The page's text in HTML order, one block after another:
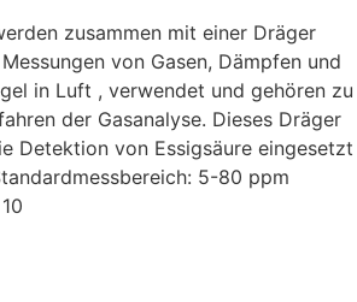
zusammen mit einer Dräger
von Gasen, Dämpfen und
in Luft , verwendet und gehören zu
der Gasanalyse. Dieses Dräger
Detektion von Essigsäure eingesetzt
5-80 ppm